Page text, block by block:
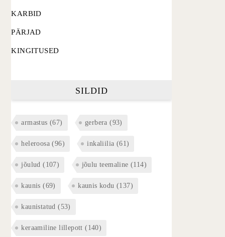
KARBID
PÄRJAD
KINGITUSED
SILDID
armastus (67) gerbera (93)
heleroosa (96) inkaliilia (61)
jõulud (107) jõulu teemaline (114)
kaunis (69) kaunis kodu (137)
kaunistatud (53)
keraamiline lillepott (140)